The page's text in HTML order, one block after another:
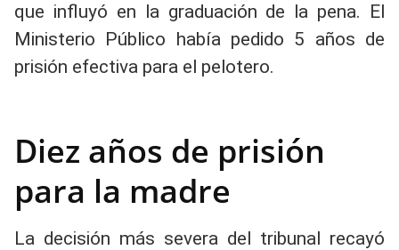
que influyó en la graduación de la pena. El
Ministerio Público había pedido 5 años de
prisión efectiva para el pelotero.
Diez años de prisión
para la madre
La decisión más severa del tribunal recayó